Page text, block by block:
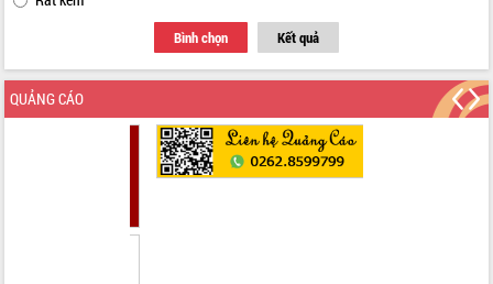
Thứ trưởng Bộ Y tế làm việc với tỉnh
Đắk Lắk về phát triển nhân lực y tế
Du lịch Đắk Lắk nâng tầm trải nghiệm
du khách thông qua Hệ thống cơ sở dữ
Tập huấn ứng dụng trí tuệ nhân tạo (AI)
trong thương mại điện tử năm 2026
trao đổi thông tin trước Kỳ họp thứ
Bình chọn Kết quả
QUẢNG CÁO